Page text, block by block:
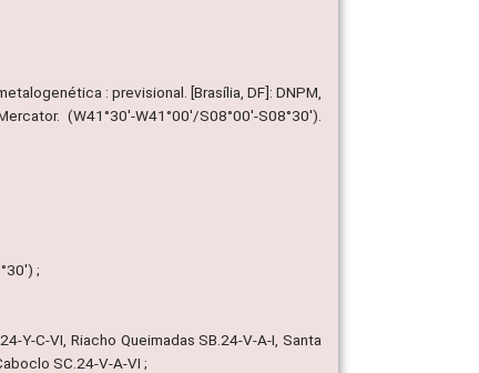
: previsional. [Brasília, DF]: DNPM,
(W41°30'-W41°00'/S08°00'-S08°30').
;
Y-C-VI, Riacho Queimadas SB.24-V-A-I, Santa
SC.24-V-A-VI ;